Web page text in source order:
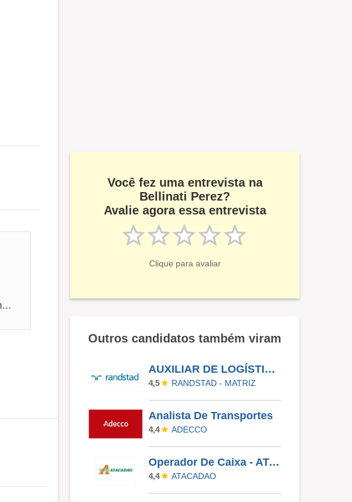
Auxilio nas atividades e processos padronizados de treinamentos iniciais,reciclagem e campanhas motivacionais, participação em treinamentos...
Você fez uma entrevista na
Bellinati Perez?
Avalie agora essa entrevista
Clique para avaliar
Outros candidatos também viram
AUXILIAR DE LOGÍSTICA - COLOMBO - PR
4,5 RANDSTAD - MATRIZ
Analista De Transportes
4,4 ADECCO
Operador De Caixa - ATACADÃO GUARULHOS BONSUCESSO
4,4 ATACADAO